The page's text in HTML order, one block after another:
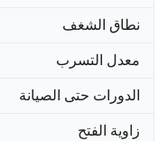
نطاق الشغف
معدل التسرب
الدورات حتى الصيانة
زاوية الفتح